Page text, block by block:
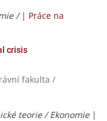
/ | Práce na
crisis
fakulta /
teorie / Ekonomie|